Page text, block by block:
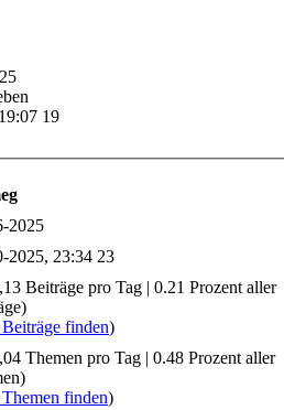
19
2025
2025, 23:34 23
Beiträge pro Tag | 0.21 Prozent aller
finden)
Themen pro Tag | 0.48 Prozent aller
finden)